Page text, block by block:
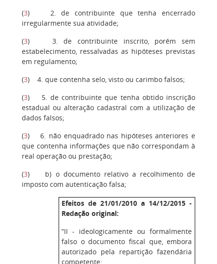
(3) 2. de contribuinte que tenha encerrado
irregularmente sua atividade;
(3) 3. de contribuinte inscrito, porém sem
estabelecimento, ressalvadas as hipóteses previstas
em regulamento;
(3) 4. que contenha selo, visto ou carimbo falsos;
(3) 5. de contribuinte que tenha obtido inscrição
estadual ou alteração cadastral com a utilização de
dados falsos;
(3) 6. não enquadrado nas hipóteses anteriores e
que contenha informações que não correspondam à
real operação ou prestação;
(3) b) o documento relativo a recolhimento de
imposto com autenticação falsa;
Efeitos de 21/01/2010 a 14/12/2015 -
Redação original:
“II - ideologicamente ou formalmente
falso o documento fiscal que, embora
autorizado pela repartição fazendária
competente: